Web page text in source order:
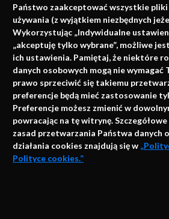
Państwo zaakceptować wszystkie
używania (z wyjątkiem niezbędnych
Wykorzystując „Indywidualne
„akceptuję tylko wybrane”, możliwe
ich ustawienia. Pamiętaj, że niektóre
danych osobowych mogą nie wymagać
prawo sprzeciwić się takiemu
preferencje będą mieć zastosowanie
Preferencje możesz zmienić w
powracając na tę witrynę.
zasad przetwarzania Państwa danych
działania cookies znajdują się w
Polityce cookies.”
Napisz do nas
ul. Towarowa 2
43-460 Wisła
Redakcja
ul. Wolności